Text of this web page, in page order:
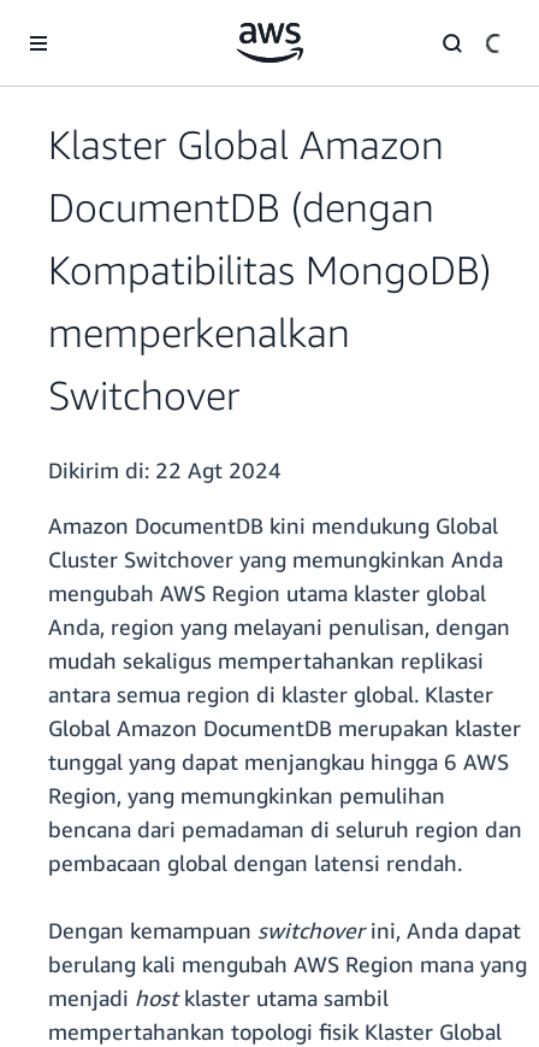
Klaster Global Amazon
DocumentDB (dengan
Kompatibilitas MongoDB)
memperkenalkan
Switchover
Dikirim di: 22 Agt 2024
Amazon DocumentDB kini mendukung Global
Cluster Switchover yang memungkinkan Anda
mengubah AWS Region utama klaster global
Anda, region yang melayani penulisan, dengan
mudah sekaligus mempertahankan replikasi
antara semua region di klaster global. Klaster
Global Amazon DocumentDB merupakan klaster
tunggal yang dapat menjangkau hingga 6 AWS
Region, yang memungkinkan pemulihan
bencana dari pemadaman di seluruh region dan
pembacaan global dengan latensi rendah.
Dengan kemampuan switchoverini, Anda dapat
berulang kali mengubah AWS Region mana yang
menjadi hostklaster utama sambil
mempertahankan topologi fisik Klaster Global